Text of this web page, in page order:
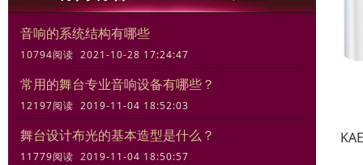
音响的系统结构有哪些
10794阅读 2021-10-28 17:24:47
常用的舞台专业音响设备有哪些？
12197阅读 2019-11-04 18:52:03
舞台设计布光的基本造型是什么？
11779阅读 2019-11-04 18:50:57